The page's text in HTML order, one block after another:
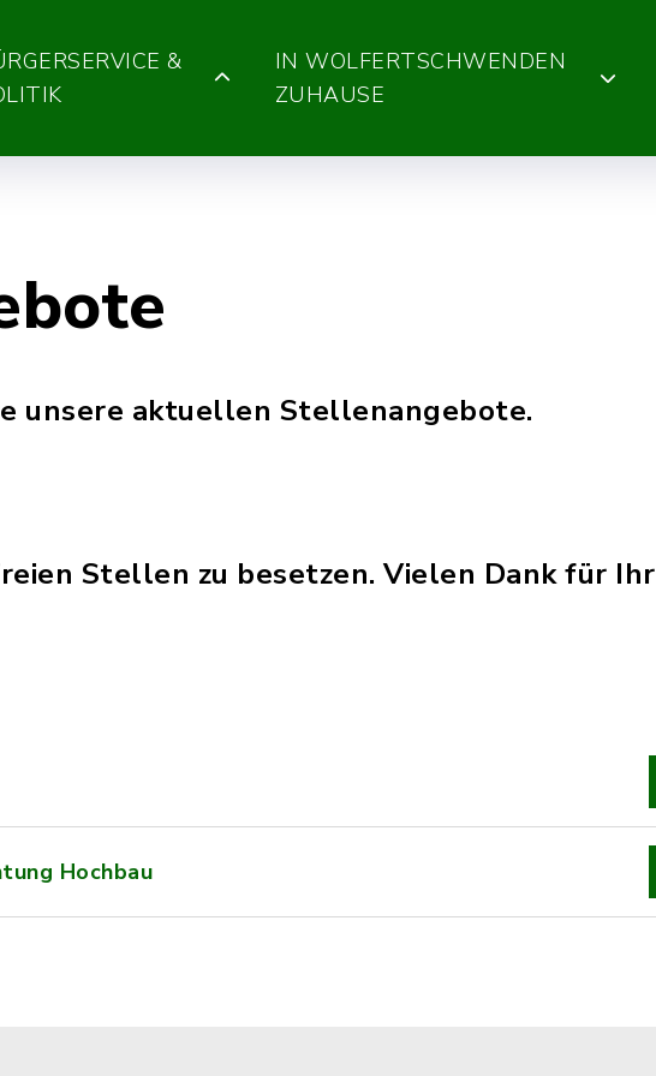
&
IN WOLFERTSCHWENDEN
ZUHAUSE
unsere aktuellen Stellenangebote.
Stellen zu besetzen. Vielen Dank für Ihr
Hochbau